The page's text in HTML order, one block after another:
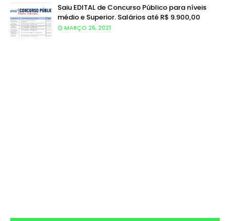
Saiu EDITAL de Concurso Público para níveis
médio e Superior. Salários até R$ 9.900,00
MARÇO 26, 2021